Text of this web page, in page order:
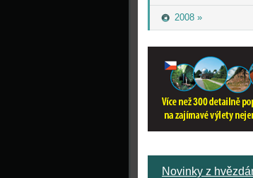
2008 »
Novinky z